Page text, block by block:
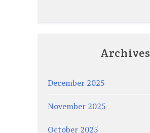
Archives
December 2025
November 2025
October 2025